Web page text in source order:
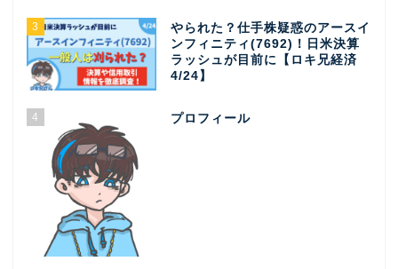
3
やられた？仕手株疑惑のアースイ
ンフィニティ(7692)！日米決算
ラッシュが目前に【ロキ兄経済
4/24】
4 プロフィール